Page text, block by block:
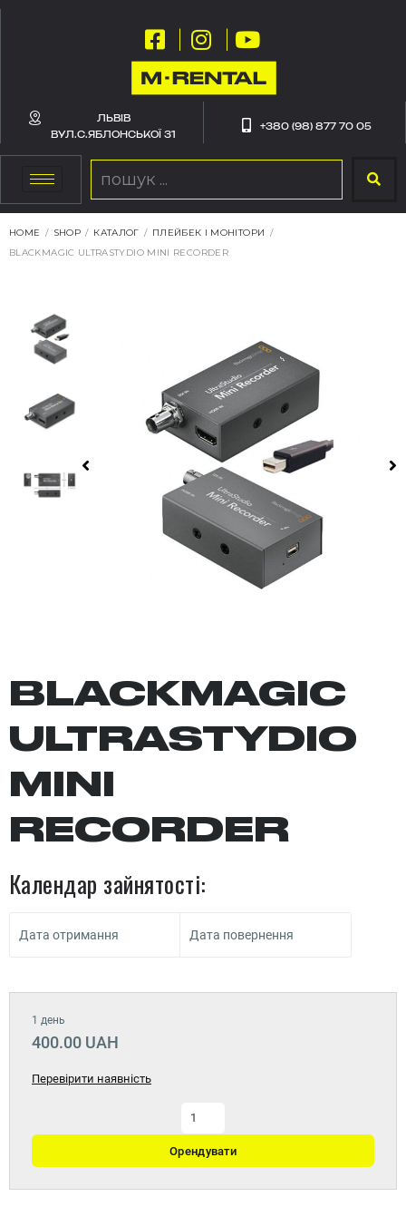
ЛЬВІВ
ВУЛ.С.ЯБЛОНСЬКОЇ 31
+380 (98) 877 70 05
HOME / SHOP / КАТАЛОГ / ПЛЕЙБЕК І МОНІТОРИ /
BLACKMAGIC ULTRASTYDIO MINI RECORDER
BLACKMAGIC
ULTRASTYDIO
MINI
RECORDER
Календар зайнятості:
Дата отримання Дата повернення
1 день
400.00 UAH
Перевірити наявність
Орендувати